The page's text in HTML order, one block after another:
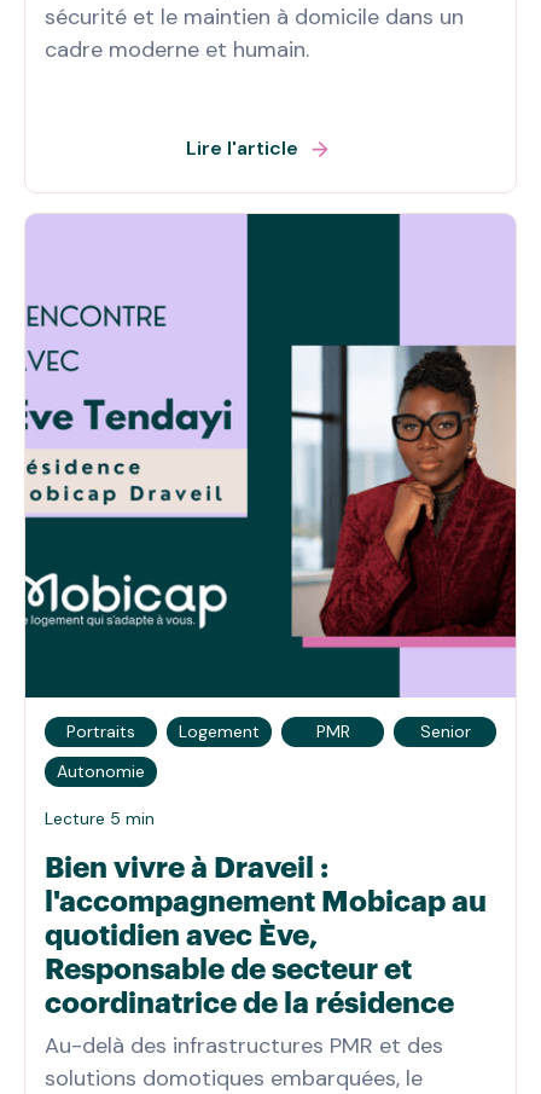
sécurité et le maintien à domicile dans un
cadre moderne et humain.
Lire l'article
Portraits Logement PMR
Senior
Autonomie
Lecture 5 min
Bien vivre à Draveil :
l'accompagnement Mobicap au
quotidien avec Ève,
Responsable de secteur et
coordinatrice de la résidence
Au-delà des infrastructures PMR et des
solutions domotiques embarquées, le